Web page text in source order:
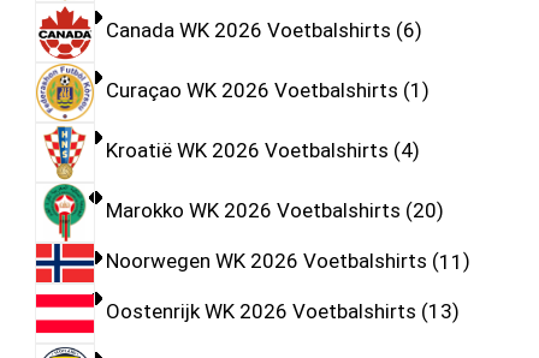
Canada WK 2026 Voetbalshirts 6
Curaçao WK 2026 Voetbalshirts 1
Kroatië WK 2026 Voetbalshirts 4
Marokko WK 2026 Voetbalshirts 20
Noorwegen WK 2026 Voetbalshirts 11
Oostenrijk WK 2026 Voetbalshirts 13